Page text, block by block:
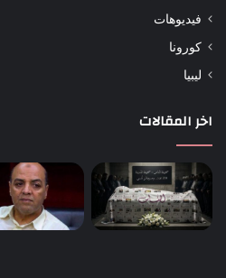
فيديوهات
كورونا
ليبيا
اخر المقالات